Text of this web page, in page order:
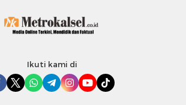
Ikuti kami di